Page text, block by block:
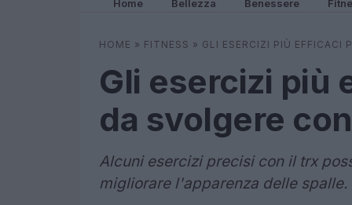
Home Bellezza Benessere
HOME » FITNESS » GLI ESERCIZI PIÙ EFFICACI
Gli esercizi più
da svolgere
Alcuni esercizi precisi con il trx
migliorare l'apparenza delle